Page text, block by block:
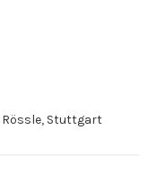
Rössle, Stuttgart